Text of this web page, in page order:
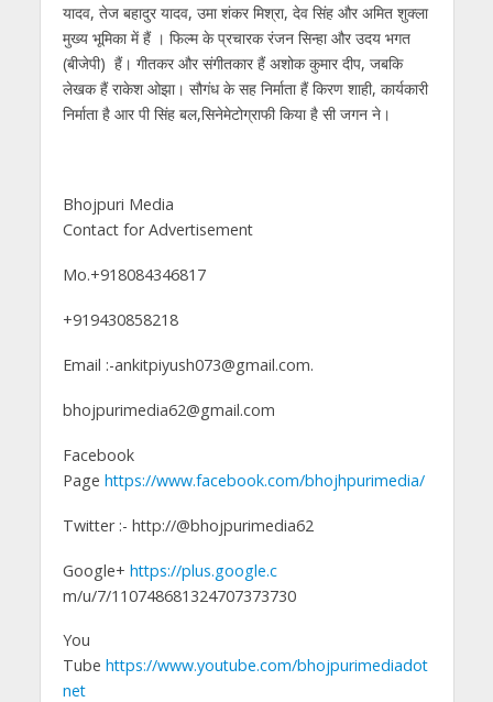
यादव, तेज बहादुर यादव, उमा शंकर मिश्रा, देव सिंह और अमित शुक्ला
मुख्य भूमिका में हैं । फिल्म के प्रचारक रंजन सिन्हा और उदय भगत
(बीजेपी) हैं। गीतकर और संगीतकार हैं अशोक कुमार दीप, जबकि
लेखक हैं राकेश ओझा। सौगंध के सह निर्माता हैं किरण शाही, कार्यकारी
निर्माता है आर पी सिंह बल,सिनेमेटोग्राफी किया है सी जगन ने।
Bhojpuri Media
Contact for Advertisement
Mo.+918084346817
+919430858218
Email :-ankitpiyush073@gmail.com.
bhojpurimedia62@gmail.com
Facebook
Page https://www.facebook.com/bhojhpurimedia/
Twitter :- http://@bhojpurimedia62
Google+ https://plus.google.c
m/u/7/110748681324707373730
You
Tube https://www.youtube.com/bhojpurimediadot
net